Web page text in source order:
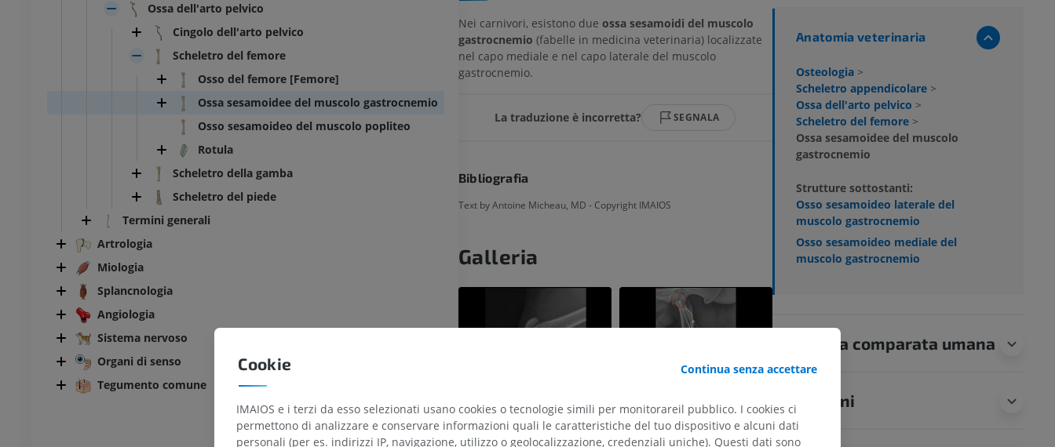
Ossa dell'arto pelvico
Cingolo dell'arto pelvico
Scheletro del femore
Osso del femore [Femore]
Ossa sesamoidee del muscolo gastrocnemio
Osso sesamoideo del muscolo popliteo
Rotula
Scheletro della gamba
Scheletro del piede
Termini generali
Artrologia
Miologia
Splancnologia
Angiologia
Sistema nervoso
Organi di senso
Tegumento comune
Nei carnivori, esistono due ossa sesamoidi del muscolo
gastrocnemio (fabelle in medicina veterinaria) localizzate
nel capo mediale e nel capo laterale del muscolo
gastrocnemio.
La traduzione è incorretta? SEGNALA
Bibliografia
Text by Antoine Micheau, MD - Copyright IMAIOS
Galleria
Anatomia veterinaria
Osteologia >
Scheletro appendicolare >
Ossa dell'arto pelvico >
Scheletro del femore >
Ossa sesamoidee del muscolo
gastrocnemio
Strutture sottostanti:
Osso sesamoideo laterale del
muscolo gastrocnemio
Osso sesamoideo mediale del
muscolo gastrocnemio
Anatomia comparata umana
Traduzioni
Cookie Continua senza accettare
IMAIOS e i terzi da esso selezionati usano cookies o tecnologie simili per monitorareil pubblico. I cookies ci
permettono di analizzare e conservare informazioni quali le caratteristiche del tuo dispositivo e alcuni dati
personali (per es. indirizzi IP, navigazione, utilizzo o geolocalizzazione, credenziali uniche). Questi dati sono